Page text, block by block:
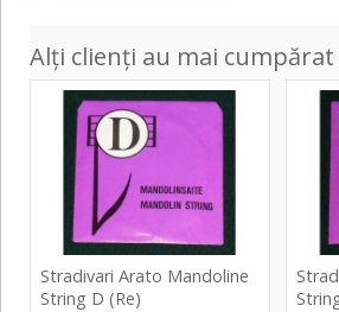
Nylon
.026/
Alți clienți au mai cumpărat
Mandoline
String
Stradivari Arato Mandoline
String D (Re)
String
string
PAIR